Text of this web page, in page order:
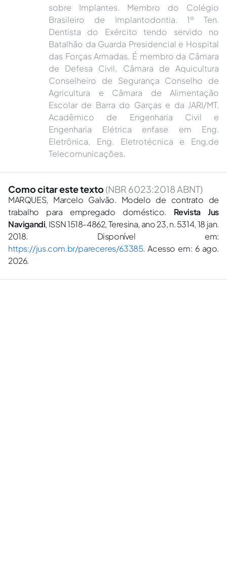
sobre Implantes. Membro do Colégio
Brasileiro de Implantodontia. 1º Ten.
Dentista do Exército tendo servido no
Batalhão da Guarda Presidencial e Hospital
das Forças Armadas. É membro da Câmara
de Defesa Civil, Câmara de Aquicultura
Conselheiro de Segurança Conselho de
Agricultura e Câmara de Alimentação
Escolar de Barra do Garças e da JARI/MT.
Acadêmico de Engenharia Civil e
Engenharia Elétrica enfase em Eng.
Eletrônica, Eng. Eletrotécnica e Eng.de
Telecomunicações.
Como citar este texto (NBR 6023:2018 ABNT)
MARQUES, Marcelo Galvão. Modelo de contrato de
trabalho para empregado doméstico. Revista Jus
Navigandi, ISSN 1518-4862, Teresina, ano 23, n. 5314, 18 jan.
2018. Disponível em:
https://jus.com.br/pareceres/63385. Acesso em: 6 ago.
2026.